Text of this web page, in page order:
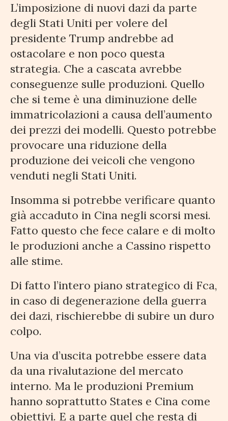
L’imposizione di nuovi dazi da parte
degli Stati Uniti per volere del
presidente Trump andrebbe ad
ostacolare e non poco questa
strategia. Che a cascata avrebbe
conseguenze sulle produzioni. Quello
che si teme è una diminuzione delle
immatricolazioni a causa dell’aumento
dei prezzi dei modelli. Questo potrebbe
provocare una riduzione della
produzione dei veicoli che vengono
venduti negli Stati Uniti.
Insomma si potrebbe verificare quanto
già accaduto in Cina negli scorsi mesi.
Fatto questo che fece calare e di molto
le produzioni anche a Cassino rispetto
alle stime.
Di fatto l’intero piano strategico di Fca,
in caso di degenerazione della guerra
dei dazi, rischierebbe di subire un duro
colpo.
Una via d’uscita potrebbe essere data
da una rivalutazione del mercato
interno. Ma le produzioni Premium
hanno soprattutto States e Cina come
obiettivi. E a parte quel che resta di